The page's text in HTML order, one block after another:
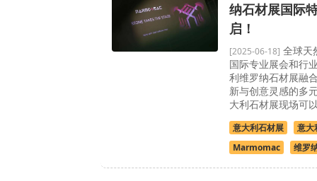
纳石材展国际
启！
[2025-06-18] 全球天
国际专业展会和行
利维罗纳石材展融
新与创意灵感的多
大利石材展现场可
意大利石材展
意大
Marmomac
维罗